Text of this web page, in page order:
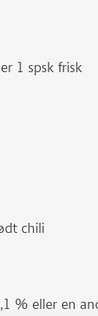
1 spsk frisk
chili
% eller en